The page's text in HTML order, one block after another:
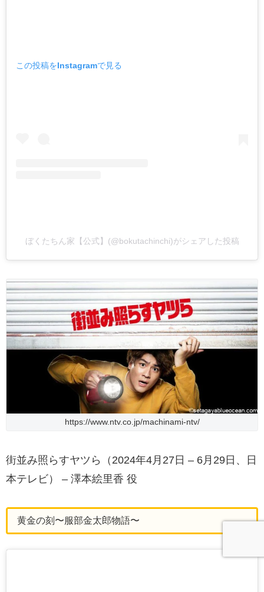
この投稿をInstagramで見る
ぼくたちん家【公式】(@bokutachinchi)がシェアした投稿
https://www.ntv.co.jp/machinami-ntv/
街並み照らすヤツら（2024年4月27日 – 6月29日、日
本テレビ） – 澤本絵里香 役
黄金の刻〜服部金太郎物語〜